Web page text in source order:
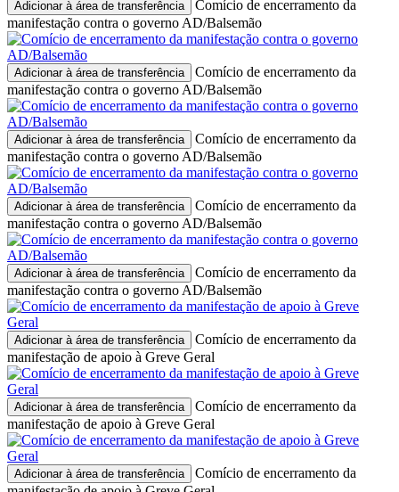
Adicionar à área de transferência
Comício de encerramento da
manifestação contra o governo AD/Balsemão
Adicionar à área de transferência
Comício de encerramento da
manifestação contra o governo AD/Balsemão
Adicionar à área de transferência
Comício de encerramento da
manifestação contra o governo AD/Balsemão
Adicionar à área de transferência
Comício de encerramento da
manifestação contra o governo AD/Balsemão
Adicionar à área de transferência
Comício de encerramento da
manifestação contra o governo AD/Balsemão
Adicionar à área de transferência
Comício de encerramento da
manifestação de apoio à Greve Geral
Adicionar à área de transferência
Comício de encerramento da
manifestação de apoio à Greve Geral
Adicionar à área de transferência
Comício de encerramento da